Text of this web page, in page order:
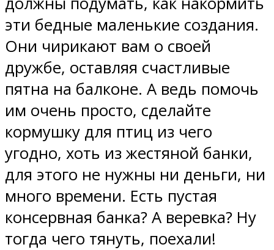
эти бедные маленькие создания.
Они чирикают вам о своей
дружбе, оставляя счастливые
пятна на балконе. А ведь помочь
им очень просто, сделайте
кормушку для птиц из чего
угодно, хоть из жестяной банки,
для этого не нужны ни деньги, ни
много времени. Есть пустая
консервная банка? А веревка? Ну
тогда чего тянуть, поехали!